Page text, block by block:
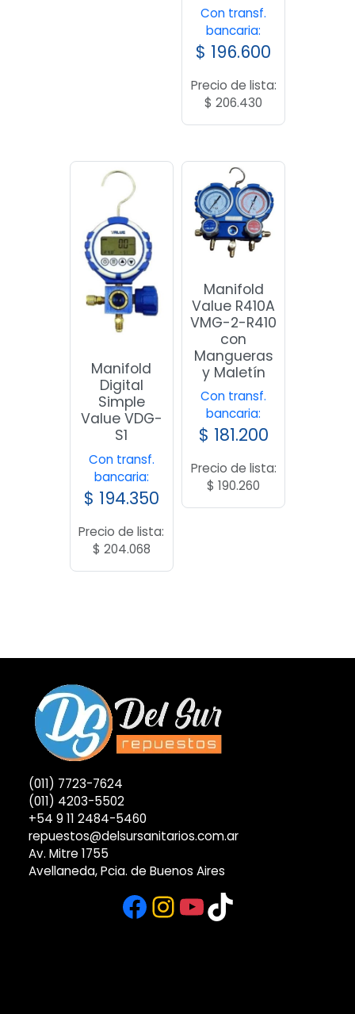
Con transf.
bancaria:
$ 196.600
Precio de lista:
$ 206.430
Manifold
Digital
Simple
Value VDG-
S1
Con transf.
bancaria:
$ 194.350
Precio de lista:
$ 204.068
Manifold
Value R410A
VMG-2-R410
con
Mangueras
y Maletín
Con transf.
bancaria:
$ 181.200
Precio de lista:
$ 190.260
(011) 7723-7624
(011) 4203-5502
+54 9 11 2484-5460
repuestos@delsursanitarios.com.ar
Av. Mitre 1755
Avellaneda, Pcia. de Buenos Aires
Facebook
Instagram
YouTube
TikTok